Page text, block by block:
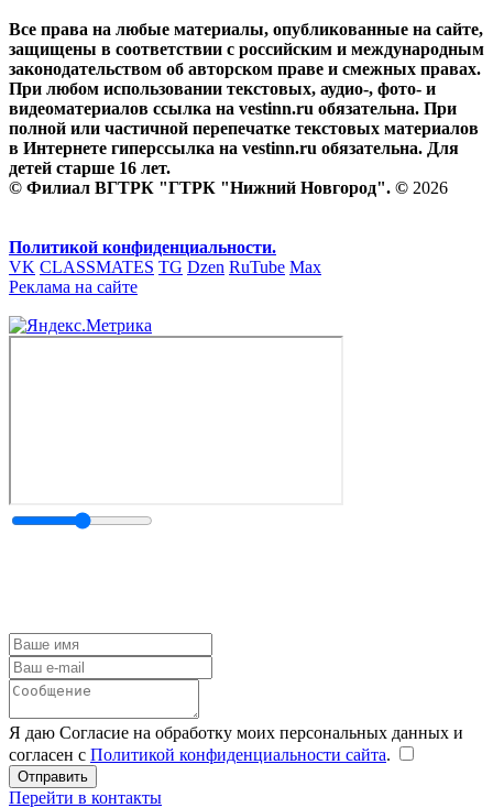
Все права на любые материалы, опубликованные на сайте,
защищены в соответствии с российским и международным
законодательством об авторском праве и смежных правах.
При любом использовании текстовых, аудио-, фото- и
видеоматериалов ссылка на vestinn.ru обязательна. При
полной или частичной перепечатке текстовых материалов
в Интернете гиперссылка на vestinn.ru обязательна. Для
детей старше 16 лет.
© Филиал ВГТРК "ГТРК "Нижний Новгород". © 2026
Политикой конфиденциальности.
VK CLASSMATES TG Dzen RuTube Max
Реклама на сайте
Я даю Согласие на обработку моих персональных данных и
согласен с Политикой конфиденциальности сайта.
Перейти в контакты